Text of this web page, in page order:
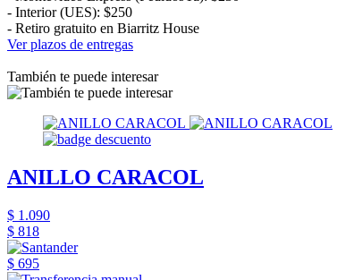
- Interior (UES): $250
- Retiro gratuito en Biarritz House
Ver plazos de entregas
También te puede interesar
ANILLO CARACOL
$ 1.090
$ 818
$ 695